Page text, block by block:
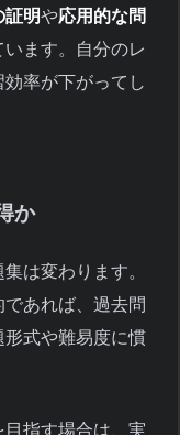
証明や応用的な問
ます。自分のレ
率が下がってし
か
は変わります。
あれば、過去問
式や難易度に慣
目指す場合は、実